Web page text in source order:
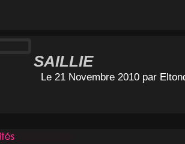
SAILLIE
Le 21 Novembre 2010 par